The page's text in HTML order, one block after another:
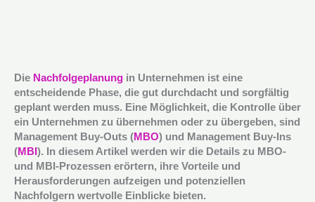
Die Nachfolgeplanung in Unternehmen ist eine
entscheidende Phase, die gut durchdacht und sorgfältig
geplant werden muss. Eine Möglichkeit, die Kontrolle über
ein Unternehmen zu übernehmen oder zu übergeben, sind
Management Buy-Outs (MBO) und Management Buy-Ins
(MBI ). In diesem Artikel werden wir die Details zu MBO-
und MBI-Prozessen erörtern, ihre Vorteile und
Herausforderungen aufzeigen und potenziellen
Nachfolgern wertvolle Einblicke bieten.